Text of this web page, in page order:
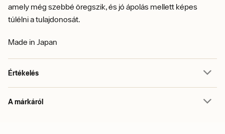
amely még szebbé öregszik, és jó ápolás mellett képes
túlélni a tulajdonosát.
Made in Japan
Értékelés
A márkáról